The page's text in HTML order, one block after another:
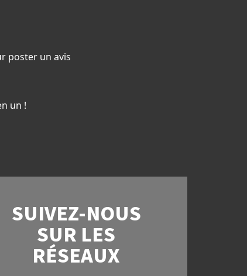
poster un avis
un !
SUIVEZ-NOUS
SUR LES
RÉSEAUX